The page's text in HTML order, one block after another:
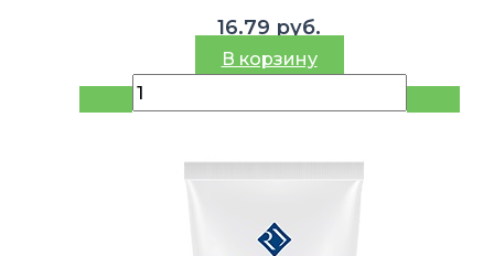
16.79 руб.
В корзину